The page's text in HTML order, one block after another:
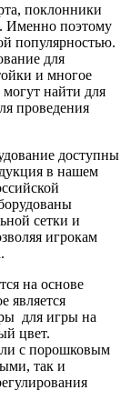
поклонники
Именно поэтому
популярностью.
для
и многое
могут найти для
проведения
доступны
в нашем
сетки и
игрокам
на основе
является
для игры на
цвет.
с порошковым
так и